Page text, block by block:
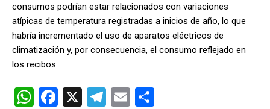
consumos podrían estar relacionados con variaciones
atípicas de temperatura registradas a inicios de año, lo que
habría incrementado el uso de aparatos eléctricos de
climatización y, por consecuencia, el consumo reflejado en
los recibos.
W F
X
T
E